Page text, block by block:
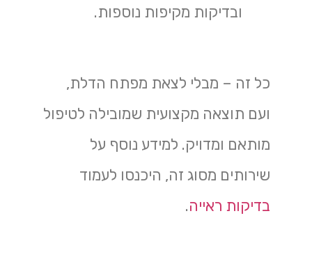
ובדיקות מקיפות נוספות.
כל זה – מבלי לצאת מפתח הדלת,
ועם תוצאה מקצועית שמובילה לטיפול
מותאם ומדויק. למידע נוסף על
שירותים מסוג זה, היכנסו לעמוד
בדיקות ראייה.